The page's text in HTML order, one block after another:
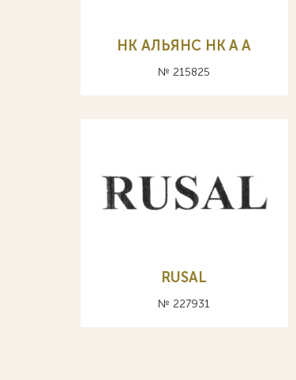
НК АЛЬЯНС HK A А
№ 215825
RUSAL
№ 227931